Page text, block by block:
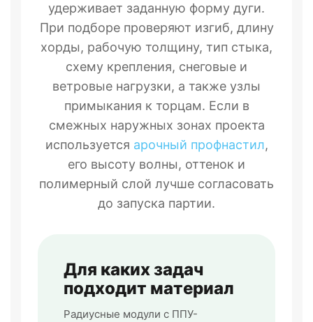
удерживает заданную форму дуги.
При подборе проверяют изгиб, длину
хорды, рабочую толщину, тип стыка,
схему крепления, снеговые и
ветровые нагрузки, а также узлы
примыкания к торцам. Если в
смежных наружных зонах проекта
используется арочный профнастил,
его высоту волны, оттенок и
полимерный слой лучше согласовать
до запуска партии.
Для каких задач
подходит материал
Радиусные модули с ППУ-